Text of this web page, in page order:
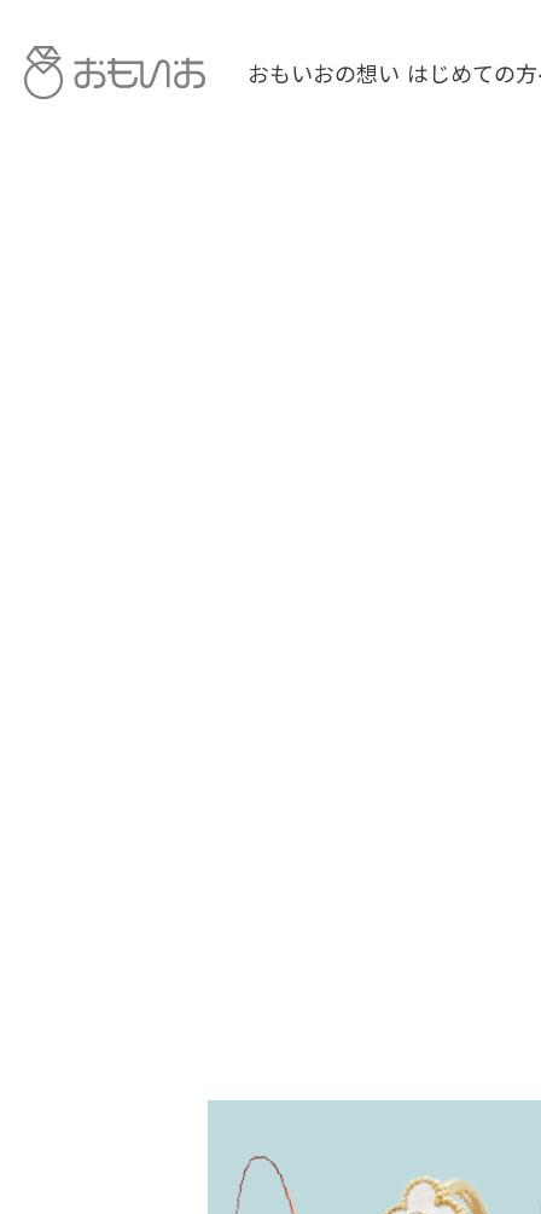
おもいおの想い はじめての